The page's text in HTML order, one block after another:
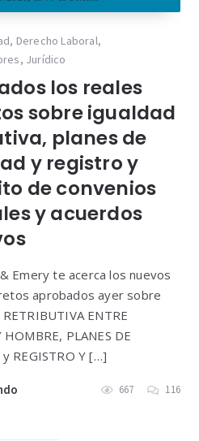
, Derecho Laboral,
, Jurídico
los reales
sobre igualdad
planes de
y registro y
de convenios
y acuerdos
Emery te acerca los nuevos
aprobados ayer sobre
ENTRE
HOMBRE, PLANES DE
y REGISTRO Y […]
667 116